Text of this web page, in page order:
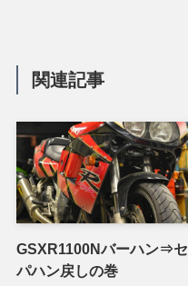
関連記事
GSXR1100Nバーハン⇒セ
パハン戻しの巻